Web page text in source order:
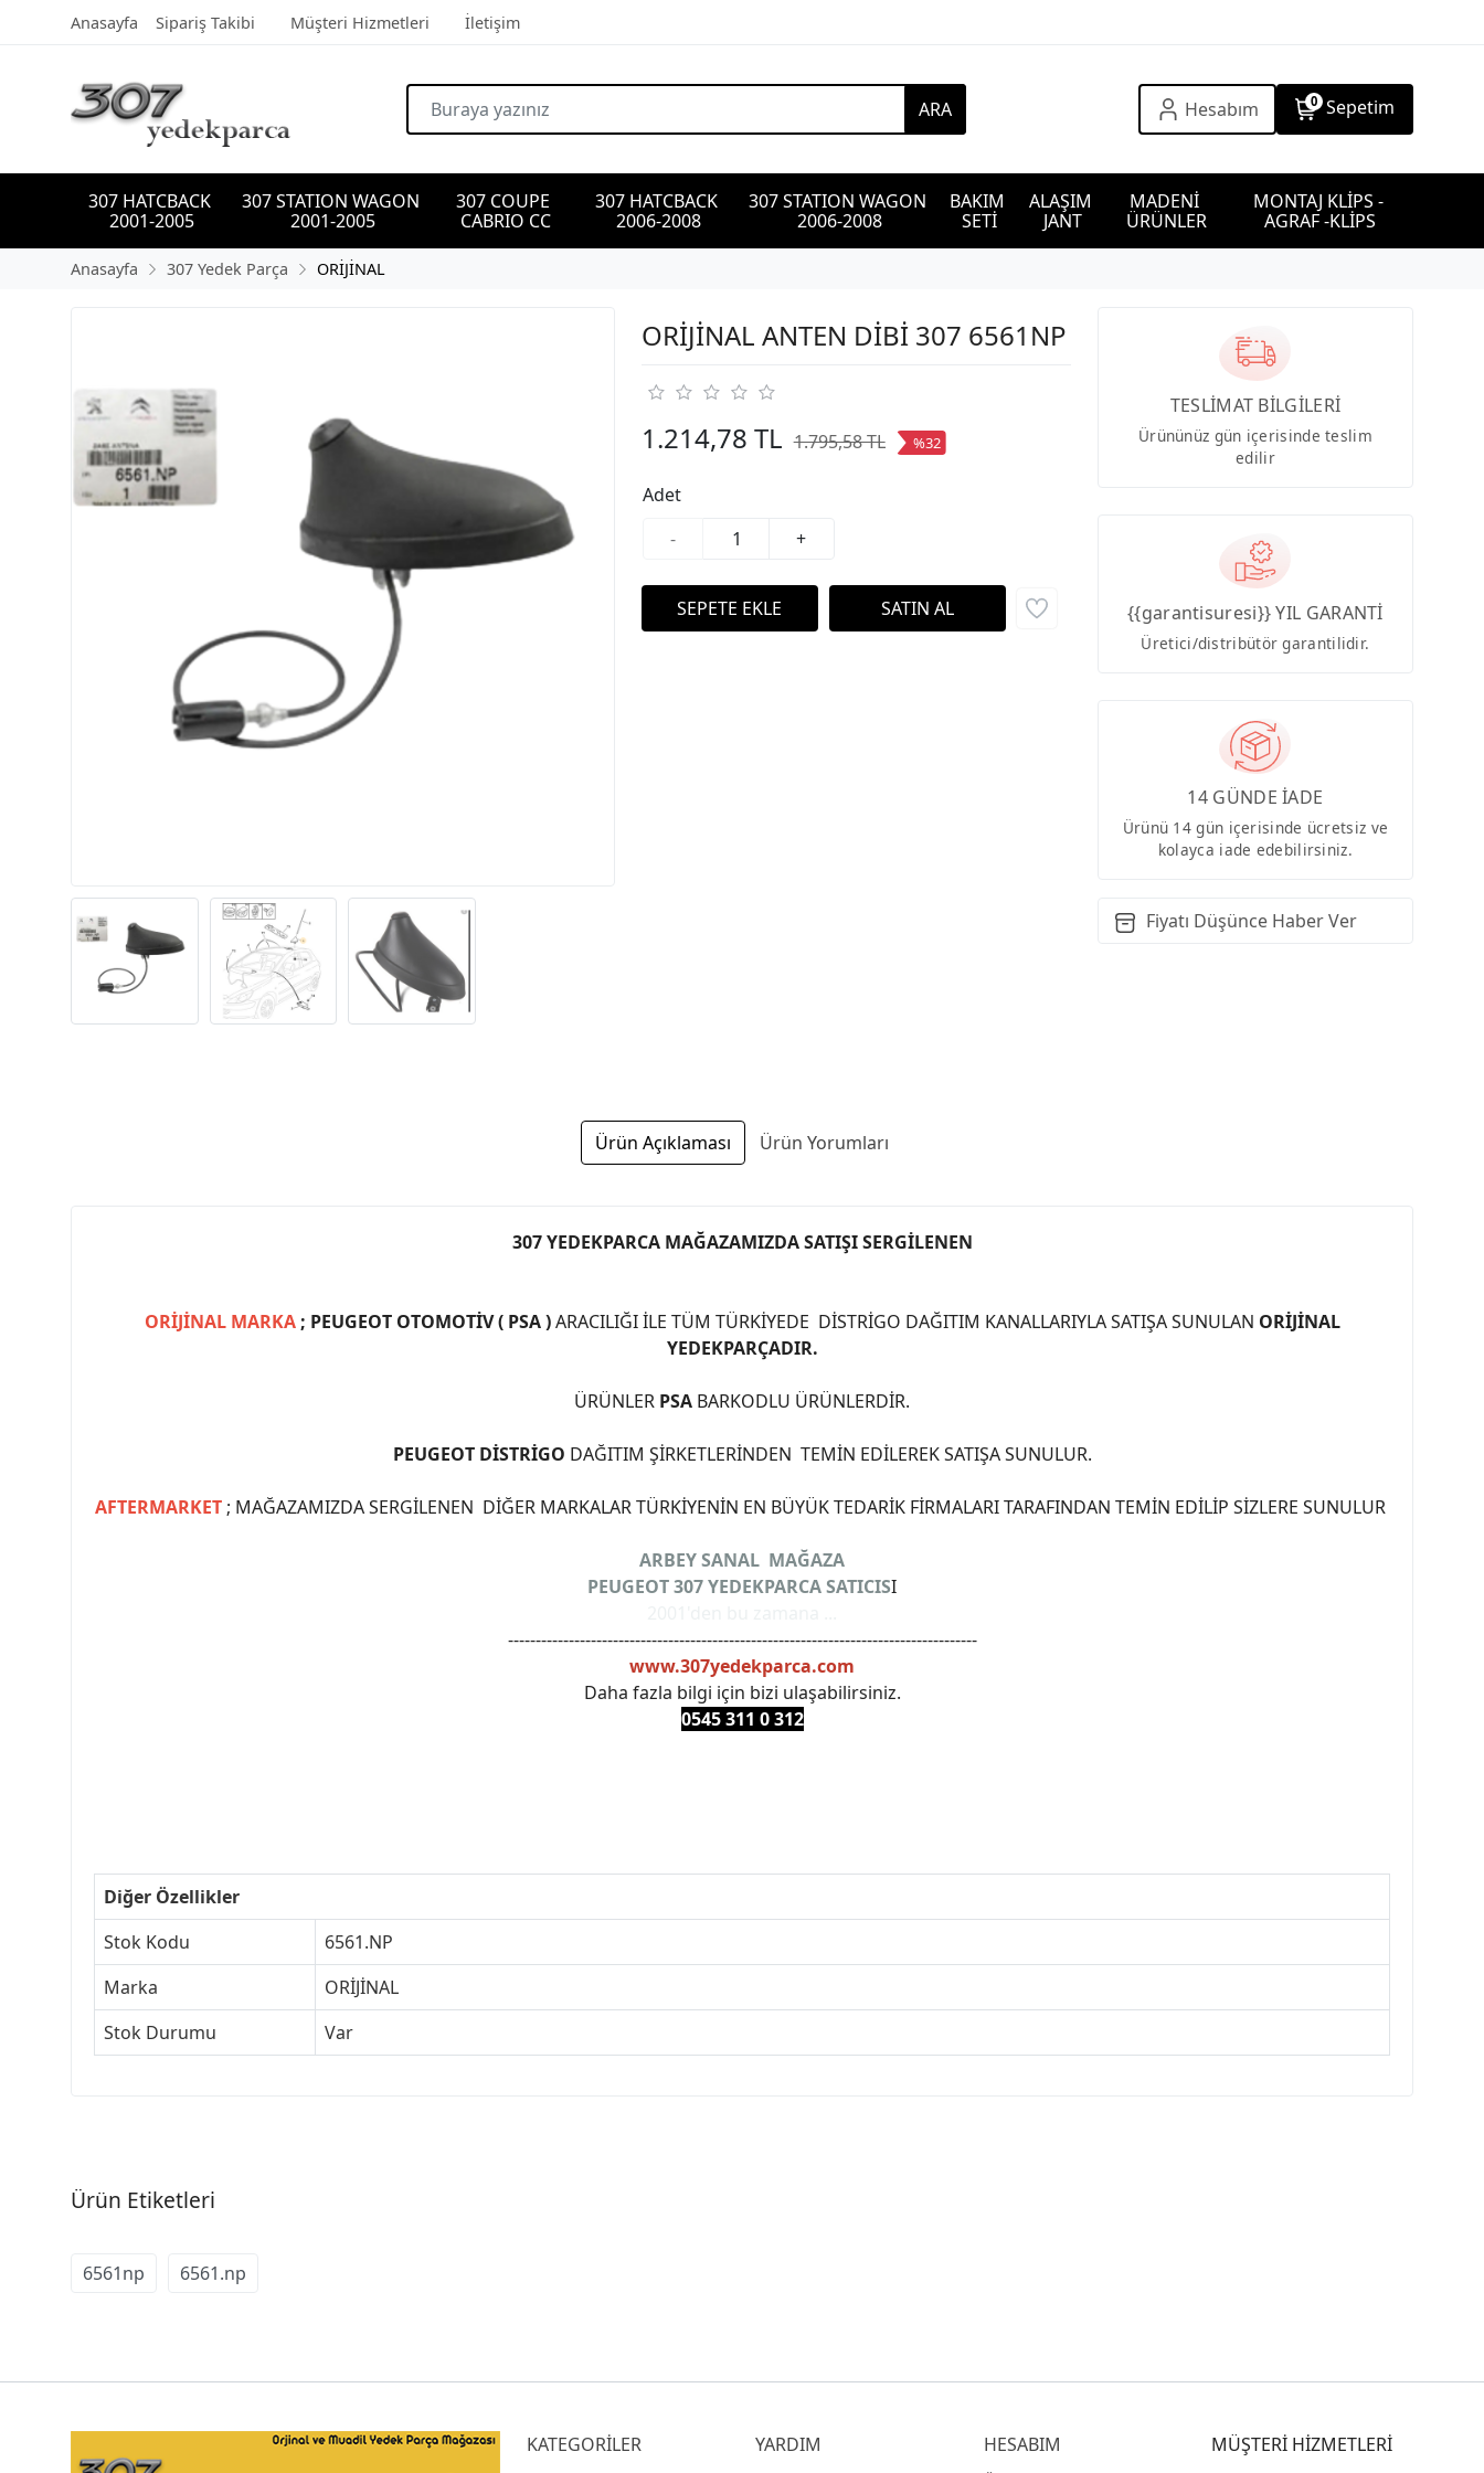
Anasayfa Sipariş Takibi Müşteri Hizmetleri İletişim
ARA Hesabım 0 Sepetim
307 HATCBACK
2001-2005
307 STATION WAGON
2001-2005
307 COUPE
CABRIO CC
307 HATCBACK
2006-2008
307 STATION WAGON
2006-2008
BAKIM
SETİ
ALAŞIM
JANT
MADENİ
ÜRÜNLER
MONTAJ KLİPS -
AGRAF -KLİPS
Anasayfa 307 Yedek Parça ORİJİNAL
ORİJİNAL ANTEN DİBİ 307 6561NP
1.214,78 TL 1.795,58 TL %32
Adet
-
+
TESLİMAT BİLGİLERİ
Ürününüz gün içerisinde teslim
edilir
{{garantisuresi}} YIL GARANTİ
Üretici/distribütör garantilidir.
14 GÜNDE İADE
Ürünü 14 gün içerisinde ücretsiz ve
kolayca iade edebilirsiniz.
Fiyatı Düşünce Haber Ver
Ürün Açıklaması Ürün Yorumları
307 YEDEKPARCA MAĞAZAMIZDA SATIŞI SERGİLENEN
ORİJİNAL MARKA; PEUGEOT OTOMOTİV ( PSA )ARACILIĞI İLE TÜM TÜRKİYEDE DİSTRİGO DAĞITIM KANALLARIYLA SATIŞA SUNULAN ORİJİNAL
YEDEKPARÇADIR.
ÜRÜNLER PSA BARKODLU ÜRÜNLERDİR.
PEUGEOT DİSTRİGO DAĞITIM ŞİRKETLERİNDEN TEMİN EDİLEREK SATIŞA SUNULUR.
AFTERMARKET ; MAĞAZAMIZDA SERGİLENEN DİĞER MARKALAR TÜRKİYENİN EN BÜYÜK TEDARİK FİRMALARI TARAFINDAN TEMİN EDİLİP SİZLERE SUNULUR
ARBEY SANAL MAĞAZA
PEUGEOT 307 YEDEKPARCA SATICISI
-------------------------------------------------------------------------------------
www.307yedekparca.com
Daha fazla bilgi için bizi ulaşabilirsiniz.
0545 311 0 312
Diğer Özellikler
Stok Kodu
6561.NP
Marka
ORİJİNAL
Stok Durumu
Var
Ürün Etiketleri
6561np 6561.np
KATEGORİLER YARDIM HESABIM MÜŞTERİ HİZMETLERİ